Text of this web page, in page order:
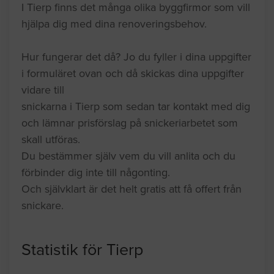
I Tierp finns det många olika byggfirmor som vill
hjälpa dig med dina renoveringsbehov.
Hur fungerar det då? Jo du fyller i dina uppgifter
i formuläret ovan och då skickas dina uppgifter
vidare till
snickarna i Tierp som sedan tar kontakt med dig
och lämnar prisförslag på snickeriarbetet som
skall utföras.
Du bestämmer själv vem du vill anlita och du
förbinder dig inte till någonting.
Och självklart är det helt gratis att få offert från
snickare.
Statistik för Tierp